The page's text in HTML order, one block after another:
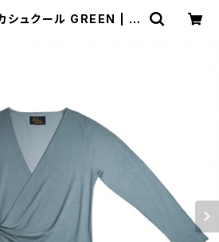
シュクール GREEN | M